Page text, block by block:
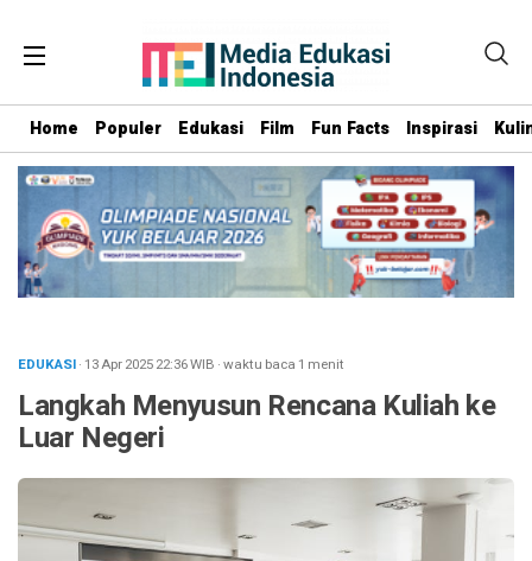
Home Populer Edukasi Film Fun Facts Inspirasi
EDUKASI· 13 Apr 202522:36WIB ·waktu baca 1 menit
Langkah Menyusun Rencana Kuliah ke
Luar Negeri